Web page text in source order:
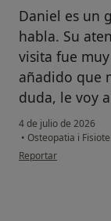
Daniel es un
habla. Su
visita fue
añadido que
duda, le voy
4 de julio de 2026
• Osteopatia i
en opinión del usuario
Reportar